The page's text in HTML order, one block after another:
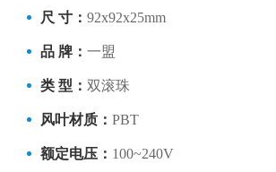
尺 寸：92x92x25mm
品 牌：一盟
类 型：双滚珠
风叶材质：PBT
额定电压： 100~240V